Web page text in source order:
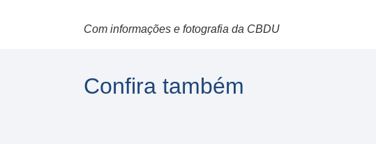
Com informações e fotografia da CBDU
Confira também